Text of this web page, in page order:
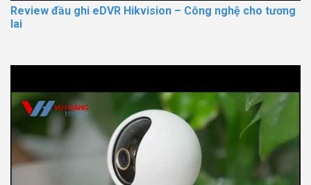
Review đầu ghi eDVR Hikvision – Công nghệ cho tương
lai